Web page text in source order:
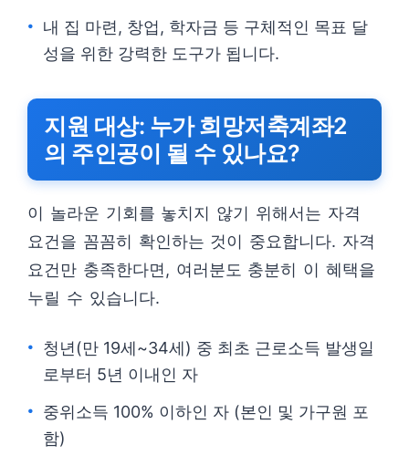
내 집 마련, 창업, 학자금 등 구체적인 목표 달
성을 위한 강력한 도구가 됩니다.
지원 대상: 누가 희망저축계좌2
의 주인공이 될 수 있나요?
이 놀라운 기회를 놓치지 않기 위해서는 자격
요건을 꼼꼼히 확인하는 것이 중요합니다. 자격
요건만 충족한다면, 여러분도 충분히 이 혜택을
누릴 수 있습니다.
청년(만 19세~34세) 중 최초 근로소득 발생일
로부터 5년 이내인 자
중위소득 100% 이하인 자 (본인 및 가구원 포
함)